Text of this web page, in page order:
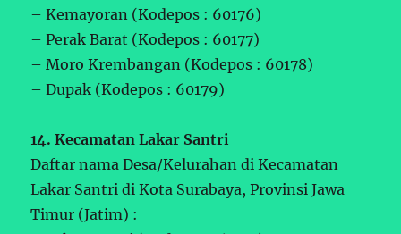
– Kemayoran (Kodepos : 60176)
– Perak Barat (Kodepos : 60177)
– Moro Krembangan (Kodepos : 60178)
– Dupak (Kodepos : 60179)
14. Kecamatan Lakar Santri
Daftar nama Desa/Kelurahan di Kecamatan
Lakar Santri di Kota Surabaya, Provinsi Jawa
Timur (Jatim) :